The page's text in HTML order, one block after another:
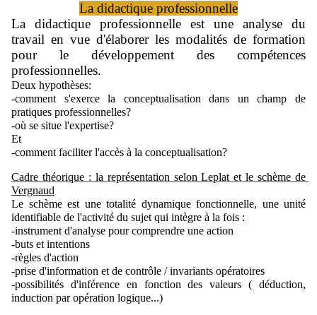
La didactique professionnelle
La didactique professionnelle est une analyse du
travail en vue d'élaborer les modalités de formation
pour le développement des compétences
professionnelles.
Deux hypothèses:
-comment s'exerce la conceptualisation dans un champ de
pratiques professionnelles?
-où se situe l'expertise?
Et
-comment faciliter l'accès à la conceptualisation?
Cadre théorique : la représentation selon Leplat et le schème de
Vergnaud
Le schème est une totalité dynamique fonctionnelle, une unité
identifiable de l'activité du sujet qui intègre à la fois :
-instrument d'analyse pour comprendre une action
-buts et intentions
-règles d'action
-prise d'information et de contrôle / invariants opératoires
-possibilités d'inférence en fonction des valeurs ( déduction,
induction par opération logique...)